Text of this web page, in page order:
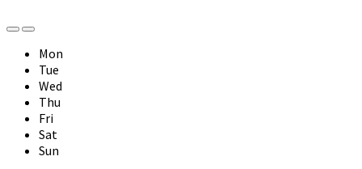
Previous
Month
Next
Month
Mon
Tue
Wed
Thu
Fri
Sat
Sun